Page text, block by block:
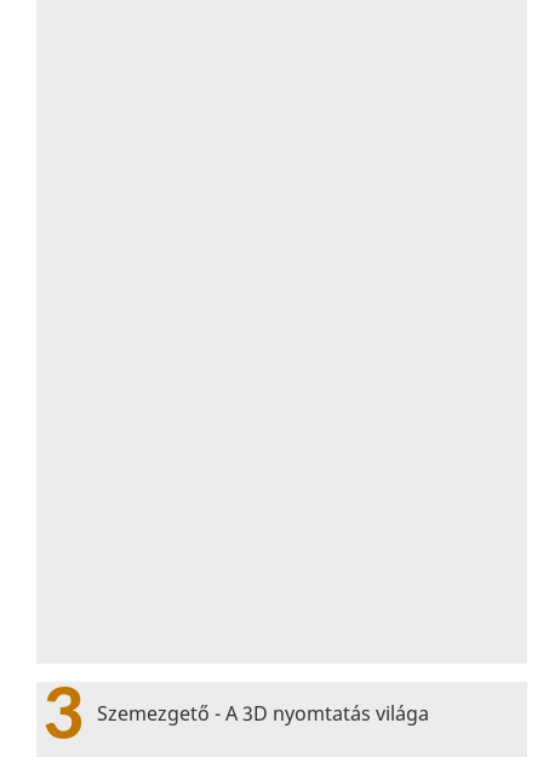
3 Szemezgető - A 3D nyomtatás világa